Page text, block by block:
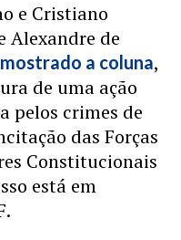
e Cristiano
Alexandre de
mostrado a coluna,
de uma ação
pelos crimes de
das Forças
Constitucionais
está em